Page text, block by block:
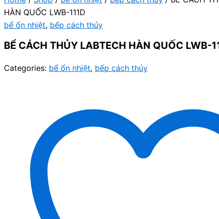
HÀN QUỐC LWB-111D
bể ổn nhiệt, bếp cách thủy
BỂ CÁCH THỦY LABTECH HÀN QUỐC LWB-
Categories: bể ổn nhiệt, bếp cách thủy